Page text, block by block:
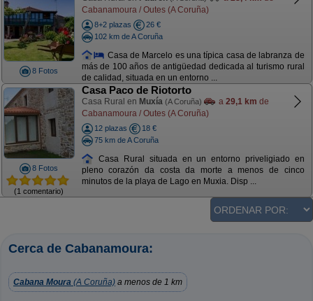
8 Fotos
Cabanamoura / Outes (A Coruña)
8+2 plazas
26 €
102 km de A Coruña
Casa de Marcelo es una típica casa de labranza de
más de 100 años de antigüedad dedicada al turismo rural
de calidad, situada en un entorno ...
8 Fotos
(1 comentario)
Casa Paco de Riotorto
Casa Rural en Muxía (A Coruña) a 29,1 km de
Cabanamoura / Outes (A Coruña)
12 plazas
18 €
75 km de A Coruña
Casa Rural situada en un entorno priveligiado en
pleno corazón da costa da morte a menos de cinco
minutos de la playa de Lago en Muxia. Disp ...
Cerca de Cabanamoura:
Cabana Moura (A Coruña) a menos de 1 km